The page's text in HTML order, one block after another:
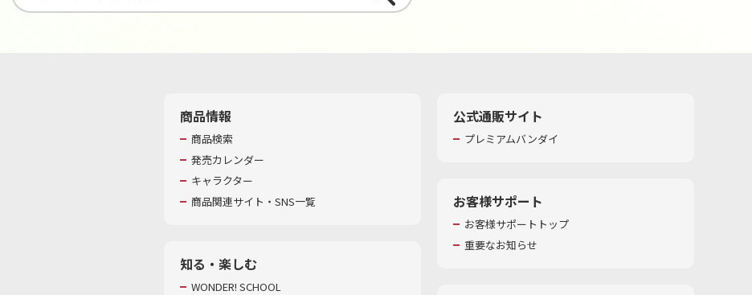
商品情報
商品検索
発売カレンダー
キャラクター
商品関連サイト・SNS一覧
知る・楽しむ
WONDER! SCHOOL
公式通販サイト
プレミアムバンダイ
お客様サポート
お客様サポートトップ
重要なお知らせ